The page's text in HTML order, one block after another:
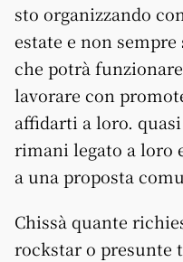
sto organizzando
estate e non
che potrà
lavorare con
affidarti a loro.
rimani legato a loro
a una proposta
Chissà quante
rockstar o presunte